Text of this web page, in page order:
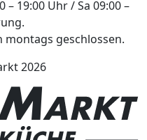
– 19:00 Uhr / Sa 09:00 –
geschlossen.
2026